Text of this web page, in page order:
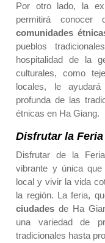
Por otro lado, la
permitirá
comunidades
pueblos
hospitalidad de la
culturales, como
locales, le
profunda de las
étnicas en Ha Giang.
Disfrutar la
Disfrutar de la
vibrante y única
local y vivir la vida
la región. La feria,
ciudades de Ha
una variedad de
tradicionales hasta